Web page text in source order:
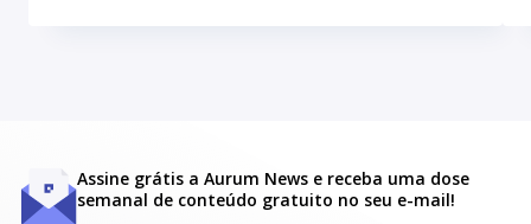
Assine grátis a Aurum News e receba uma dose
semanal de conteúdo gratuito no seu e-mail!